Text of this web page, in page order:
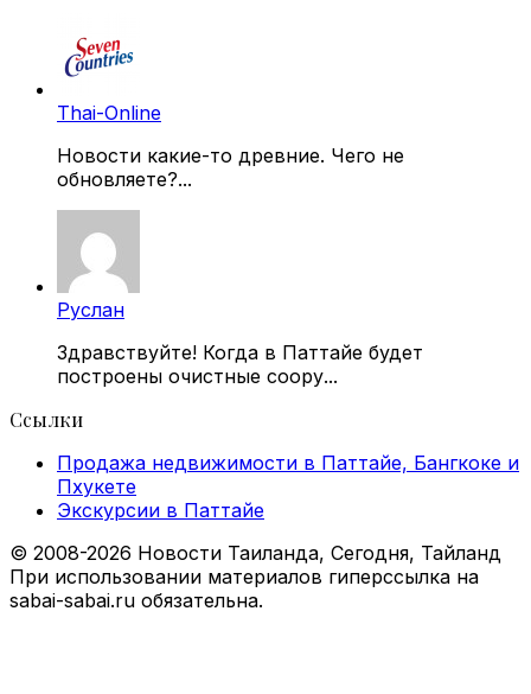
Thai-Online
Новости какие-то древние. Чего не
обновляете?...
Руслан
Здравствуйте! Когда в Паттайе будет
построены очистные соору...
Ссылки
Продажа недвижимости в Паттайе, Бангкоке и
Пхукете
Экскурсии в Паттайе
© 2008-2026 Новости Таиланда, Сегодня, Тайланд
При использовании материалов гиперссылка на
sabai-sabai.ru обязательна.